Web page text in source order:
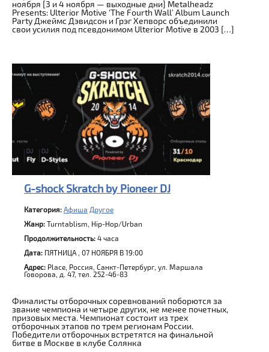
ноября [3 и 4 ноября — выходные дни] Metalheadz
Presents: Ulterior Motive ‘The Fourth Wall’ Album Launch
Party Джеймс Дэвидсон и Грэг Хепворс объединили
свои усилия под псевдонимом Ulterior Motive в 2003 […]
G-shock Skratch by Pioneer DJ
Категория: Афиша Другое
Жанр: Turntablism, Hip-Hop/Urban
Продолжительность: 4 часа
Дата: ПЯТНИЦА , 07 НОЯБРЯ В 19:00
Адрес: Place, Россия, Санкт-Петербург, ул. Маршала
Говорова, д. 47, тел. 252-46-83
Финалисты отборочных соревнований поборются за
звание чемпиона и четыре других, не менее почетных,
призовых места. Чемпионат состоит из трех
отборочных этапов по трем регионам России.
Победители отборочных встретятся на финальной
битве в Москве в клубе Солянка